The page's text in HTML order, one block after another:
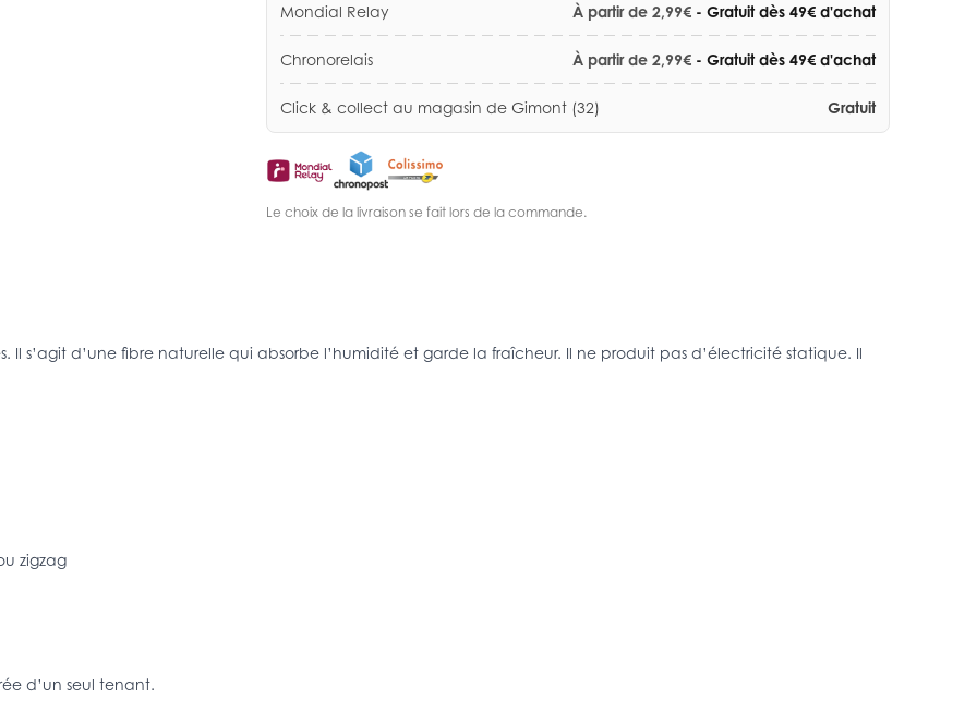
Mondial Relay À partir de 2,99€ - Gratuit dès 49€ d'achat
Chronorelais À partir de 2,99€ - Gratuit dès 49€ d'achat
Click & collect au magasin de Gimont (32) Gratuit
Le choix de la livraison se fait lors de la commande.
Il s’agit d’une fibre naturelle qui absorbe l’humidité et garde la fraîcheur. Il ne produit pas d’électricité statique. Il
zigzag
d’un seul tenant.